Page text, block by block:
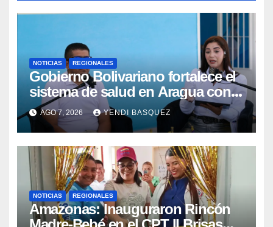
NOTICIAS REGIONALES
Gobierno Bolivariano fortalece el
sistema de salud en Aragua con
la reinauguración del CDI La Mora
AGO 7, 2026 YENDI BASQUEZ
NOTICIAS REGIONALES
​Amazonas: Inauguraron Rincón